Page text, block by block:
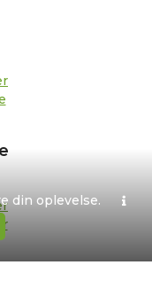
din oplevelse.